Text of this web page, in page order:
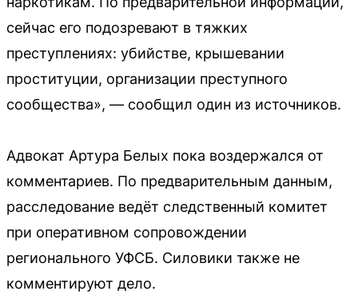
сейчас его подозревают в тяжких
преступлениях: убийстве, крышевании
проституции, организации преступного
сообщества», — сообщил один из источников.
Адвокат Артура Белых пока воздержался от
комментариев. По предварительным данным,
расследование ведёт следственный комитет
при оперативном сопровождении
регионального УФСБ. Силовики также не
комментируют дело.